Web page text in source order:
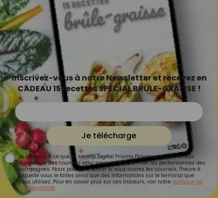
Inscrivez-vous à notre Newsletter et recevez en
CADEAU 15 recettes SPÉCIAL BRÛLE-GRAISSE !
Je télécharge
Je consens à ce que la société Digital Prisma Players analyse le taux
d'ouverture des courriels pour mesurer et optimiser les performances des
campagnes. Nous pourrons savoir si vous ouvrez les courriels, l'heure à
laquelle vous le faites ainsi que des informations sur le terminal que
vous utilisez. Pour en savoir plus sur ces traceurs, voir notre politique de
confidentialité.